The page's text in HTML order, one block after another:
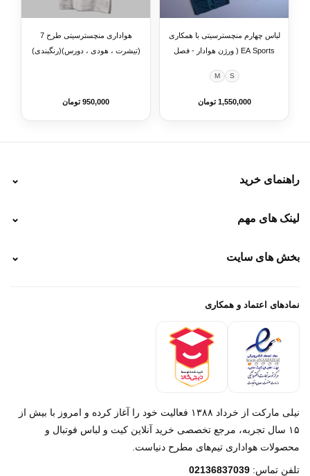
لباس چهارم منچسترسیتی با همکاری
EA Sports ( ورژن هوادار - فصل
ورزشی
S
M
1,550,000 تومان
هواداری منچسترسیتی طرح 7
(تیشرت ، هودی ، دورس)(رنگبندی)
950,000 تومان
راهنمای خرید ⌄
نحوه پرداخت
راهنمای سفارش
لینک های مهم ⌄
رهگیری تیپاکس
خرید لباس جدید بارسلونا 2025/2026
بخش های سایت ⌄
پرداخت باز
تماس با ما
نمادهای اعتماد و همکاری
نیلی مارکت از خرداد ۱۳۸۸ فعالیت خود را آغاز کرده و امروز با بیش از
۱۵ سال تجربه، مرجع تخصصی خرید آنلاین کیت و لباس فوتبال و
محصولات هواداری تیم‌های مطرح دنیاست.
تلفن تماس: 02136837039